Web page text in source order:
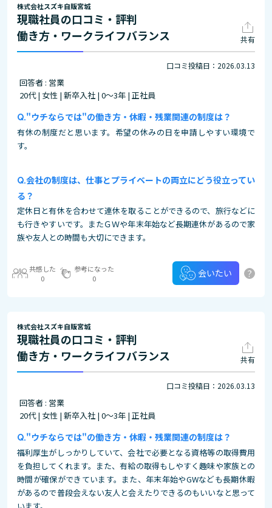
株式会社スズキ自販宮城
現職社員の口コミ・評判
働き方・ワークライフバランス
共有
口コミ投稿日：2026.03.13
回答者 : 営業
20代 | 女性 | 新卒入社 | 0～3年 | 正社員
"ウチならでは"の働き方・休暇・残業関連の制度は？
有休の制度だと思います。希望の休みの日を申請しやすい環境で
す。
会社の制度は、仕事とプライベートの両立にどう役立ってい
る？
定休日と有休を合わせて連休を取ることができるので、旅行などに
も行きやすいです。またＧＷや年末年始など長期連休があるので家
族や友人との時間も大切にできます。
共感した
0
参考になった
0
会いたい ?
株式会社スズキ自販宮城
現職社員の口コミ・評判
働き方・ワークライフバランス
共有
口コミ投稿日：2026.03.13
回答者 : 営業
20代 | 女性 | 新卒入社 | 0～3年 | 正社員
"ウチならでは"の働き方・休暇・残業関連の制度は？
福利厚生がしっかりしていて、会社で必要となる資格等の取得費用
を負担してくれます。また、有給の取得もしやすく趣味や家族との
時間が確保ができています。また、年末年始やGWなども長期休暇
があるので普段会えない友人と会えたりできるのもいいなと思って